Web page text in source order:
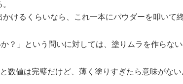
かけるくらいなら、これ一本にパウダーを叩いて終
か？」という問いに対しては、塗りムラを作らない
数値は完璧だけど、薄く塗りすぎたら意味がない